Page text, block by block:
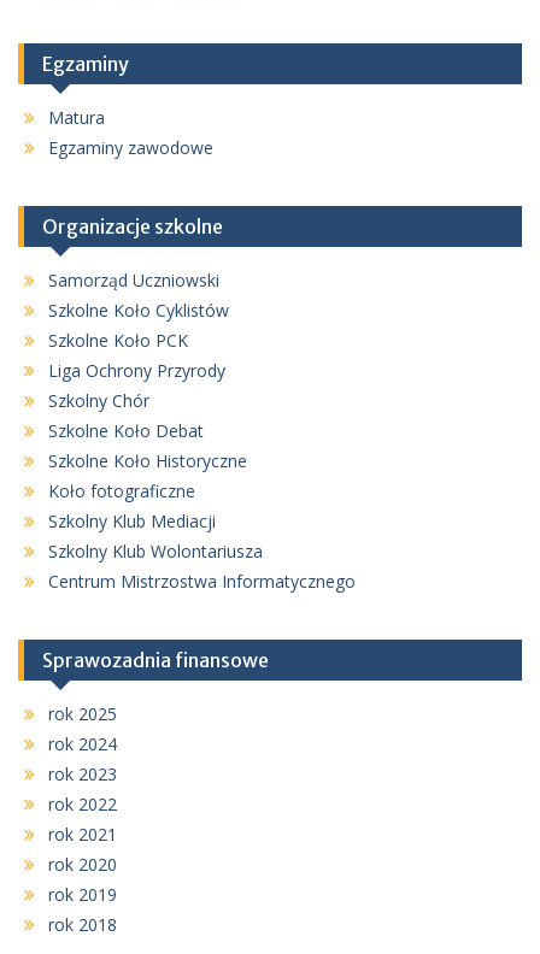
Egzaminy
Matura
Egzaminy zawodowe
Organizacje szkolne
Samorząd Uczniowski
Szkolne Koło Cyklistów
Szkolne Koło PCK
Liga Ochrony Przyrody
Szkolny Chór
Szkolne Koło Debat
Szkolne Koło Historyczne
Koło fotograficzne
Szkolny Klub Mediacji
Szkolny Klub Wolontariusza
Centrum Mistrzostwa Informatycznego
Sprawozadnia finansowe
rok 2025
rok 2024
rok 2023
rok 2022
rok 2021
rok 2020
rok 2019
rok 2018